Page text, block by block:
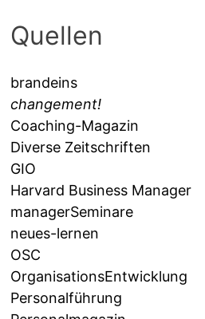
Quellen
brandeins
changement!
Coaching-Magazin
Diverse Zeitschriften
GIO
Harvard Business Manager
managerSeminare
neues-lernen
OSC
OrganisationsEntwicklung
Personalführung